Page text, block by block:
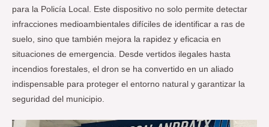
para la Policía Local. Este dispositivo no solo permite detectar
infracciones medioambientales difíciles de identificar a ras de
suelo, sino que también mejora la rapidez y eficacia en
situaciones de emergencia. Desde vertidos ilegales hasta
incendios forestales, el dron se ha convertido en un aliado
indispensable para proteger el entorno natural y garantizar la
seguridad del municipio.